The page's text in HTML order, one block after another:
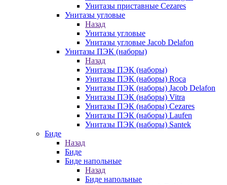
Унитазы приставные Cezares
Унитазы угловые
Назад
Унитазы угловые
Унитазы угловые Jacob Delafon
Унитазы ПЭК (наборы)
Назад
Унитазы ПЭК (наборы)
Унитазы ПЭК (наборы) Roca
Унитазы ПЭК (наборы) Jacob Delafon
Унитазы ПЭК (наборы) Vitra
Унитазы ПЭК (наборы) Cezares
Унитазы ПЭК (наборы) Laufen
Унитазы ПЭК (наборы) Santek
Биде
Назад
Биде
Биде напольные
Назад
Биде напольные